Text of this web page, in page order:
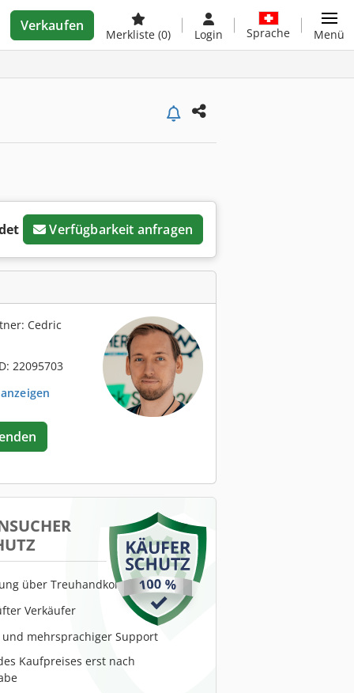
Verkaufen
Merkliste (0) Login Sprache Menü
Verfügbarkeit anfragen
Cedric
22095703
über Treuhandkonto
Verkäufer
und mehrsprachiger Support
Kaufpreises erst nach